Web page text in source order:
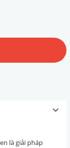
là giải pháp